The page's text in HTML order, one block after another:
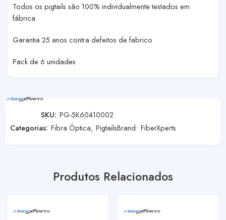
Todos os pigtails são 100% individualmente testados em
fábrica
Garantia 25 anos contra defeitos de fabrico
Pack de 6 unidades
SKU: PG-5K60410002
Categorias: Fibra Óptica, PigtailsBrand: FiberXperts
Produtos Relacionados